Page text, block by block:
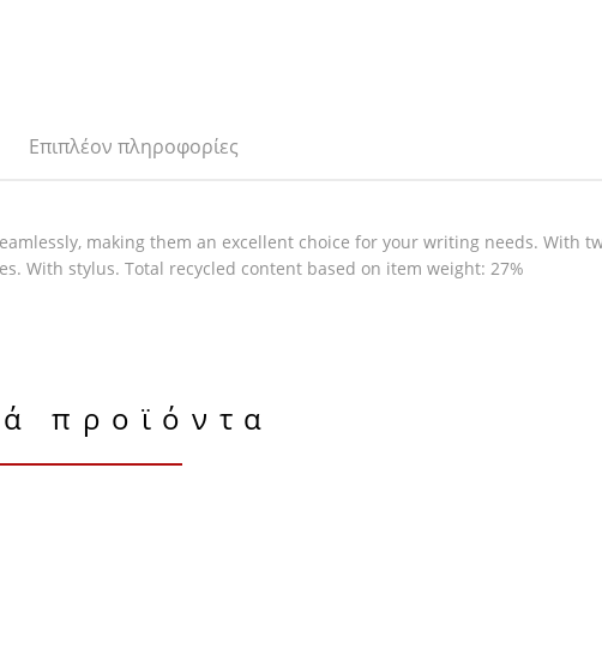
Επιπλέον πληροφορίες
making them an excellent choice for your writing needs. With
With stylus. Total recycled content based on item weight: 27%
προϊόντα